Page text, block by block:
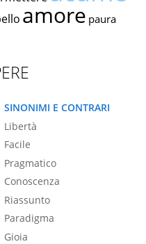
amore paura
SINONIMI E CONTRARI
Libertà
Facile
Pragmatico
Conoscenza
Riassunto
Paradigma
Gioia